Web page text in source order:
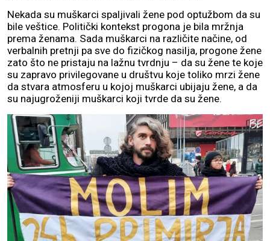
Nekada su muškarci spaljivali žene pod optužbom da su
bile veštice. Politički kontekst progona je bila mržnja
prema ženama. Sada muškarci na različite načine, od
verbalnih pretnji pa sve do fizičkog nasilja, progone žene
zato što ne pristaju na lažnu tvrdnju – da su žene te koje
su zapravo privilegovane u društvu koje toliko mrzi žene
da stvara atmosferu u kojoj muškarci ubijaju žene, a da
su najugroženiji muškarci koji tvrde da su žene.